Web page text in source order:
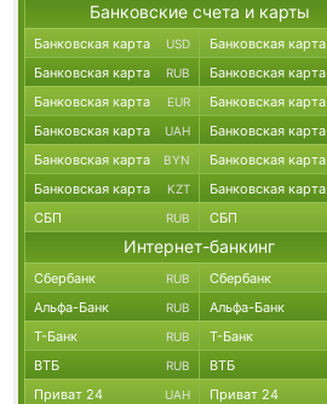
Банковские счета и карты
Банковская карта USD Банковская карта
Банковская карта RUB Банковская карта
Банковская карта EUR Банковская карта
Банковская карта UAH Банковская карта
Банковская карта BYN Банковская карта
Банковская карта KZT Банковская карта
СБП RUB СБП
Интернет-банкинг
Сбербанк RUB Сбербанк
Альфа-Банк RUB Альфа-Банк
Т-Банк RUB Т-Банк
ВТБ RUB ВТБ
Приват 24 UAH Приват 24